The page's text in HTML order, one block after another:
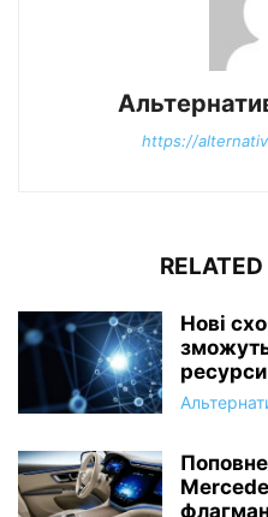
https://
Нові
зможуть